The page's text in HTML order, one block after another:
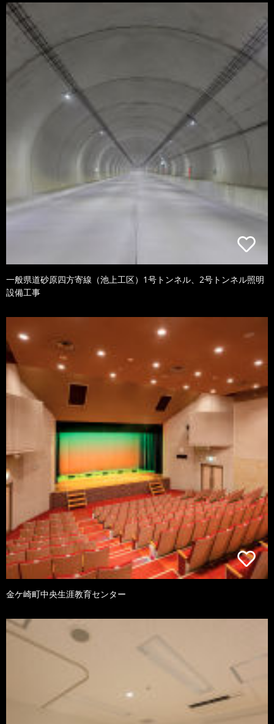
一般県道砂原四方寄線（池上工区）1号トンネル、2号トンネル照明
設備工事
金ケ崎町中央生涯教育センター